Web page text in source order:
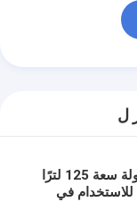
ل
علب ثلج محمولة سعة 125 لترًا
في